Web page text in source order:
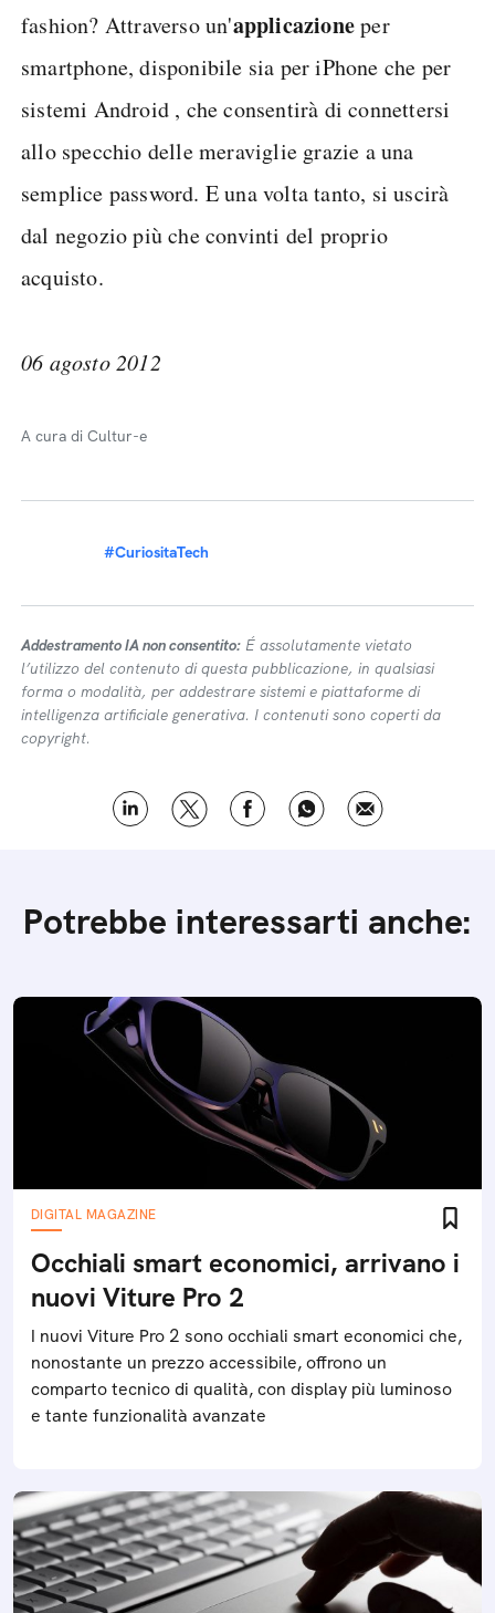
fashion? Attraverso un'applicazioneper
smartphone, disponibile sia per iPhone che per
sistemi Android , che consentirà di connettersi
allo specchio delle meraviglie grazie a una
semplice password. E una volta tanto, si uscirà
dal negozio più che convinti del proprio
acquisto.
06 agosto 2012
A cura di Cultur-e
#CuriositaTech
Addestramento IA non consentito: É assolutamente vietato
l’utilizzo del contenuto di questa pubblicazione, in qualsiasi
forma o modalità, per addestrare sistemi e piattaforme di
intelligenza artificiale generativa. I contenuti sono coperti da
copyright.
Potrebbe interessarti anche:
DIGITAL MAGAZINE
Occhiali smart economici, arrivano i
nuovi Viture Pro 2
I nuovi Viture Pro 2 sono occhiali smart economici che,
nonostante un prezzo accessibile, offrono un
comparto tecnico di qualità, con display più luminoso
e tante funzionalità avanzate